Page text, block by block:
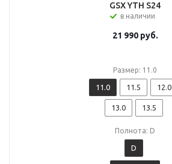
GSX YTH S24
в наличии
21 990руб.
Размер: 11.0
11.0 11.5 12.0
13.0 13.5
Полнота: D
D